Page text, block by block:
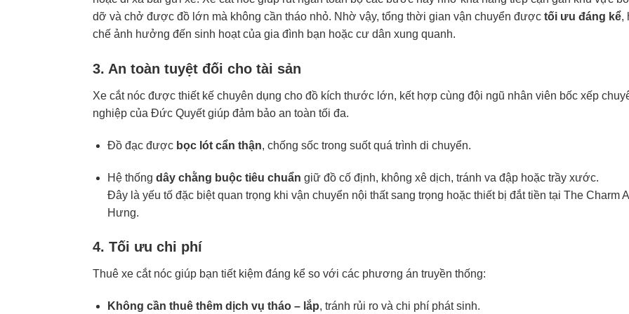
dỡ và chở được đồ lớn mà không cần tháo nhỏ. Nhờ vậy, tổng thời gian vận chuyển được tối ưu đáng kể,
chế ảnh hưởng đến sinh hoạt của gia đình bạn hoặc cư dân xung quanh.
3. An toàn tuyệt đối cho tài sản
Xe cắt nóc được thiết kế chuyên dụng cho đồ kích thước lớn, kết hợp cùng đội ngũ nhân viên bốc xếp
nghiệp của Đức Quyết giúp đảm bảo an toàn tối đa.
Đồ đạc được bọc lót cẩn thận, chống sốc trong suốt quá trình di chuyển.
Hệ thống dây chằng buộc tiêu chuẩn giữ đồ cố định, không xê dịch, tránh va đập hoặc trầy xước.
Đây là yếu tố đặc biệt quan trọng khi vận chuyển nội thất sang trọng hoặc thiết bị đắt tiền tại The Charm
Hưng.
4. Tối ưu chi phí
Thuê xe cắt nóc giúp bạn tiết kiệm đáng kể so với các phương án truyền thống:
Không cần thuê thêm dịch vụ tháo – lắp, tránh rủi ro và chi phí phát sinh.